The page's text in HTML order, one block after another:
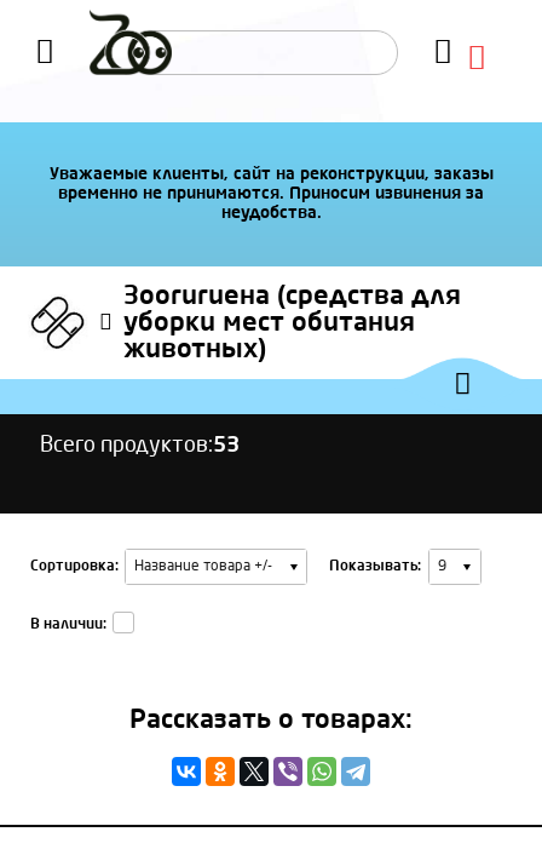
Уважаемые клиенты, сайт на реконструкции, заказы
временно не принимаются. Приносим извинения за
неудобства.
Зоогигиена (средства для
уборки мест обитания
животных)
Всего продуктов:53
Сортировка: Название товара +/- Показывать: 9
В наличии:
Рассказать о товарах: